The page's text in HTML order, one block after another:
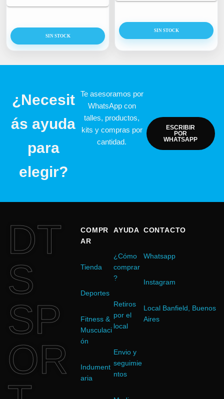
SIN STOCK
SIN STOCK
¿Necesit
ás ayuda
para
elegir?
Te asesoramos por
WhatsApp con
talles, productos,
kits y compras por
cantidad.
ESCRIBIR
POR
WHATSAPP
DT
S
SP
OR
COMPR
AR
Tienda
Deportes
Fitness &
Musculaci
ón
Indument
aria
AYUDA
¿Cómo
comprar
?
Retiros
por el
local
Envio y
seguimie
ntos
CONTACTO
Whatsapp
Instagram
Local Banfield, Buenos
Aires